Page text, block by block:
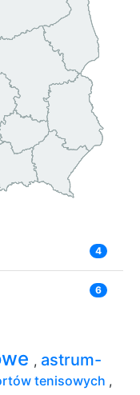
4
6
, astrum-
tenisowych ,